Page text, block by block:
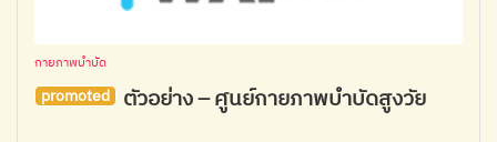
กายภาพบำบัด
promoted ตัวอย่าง – ศูนย์กายภาพบำบัดสูงวัย